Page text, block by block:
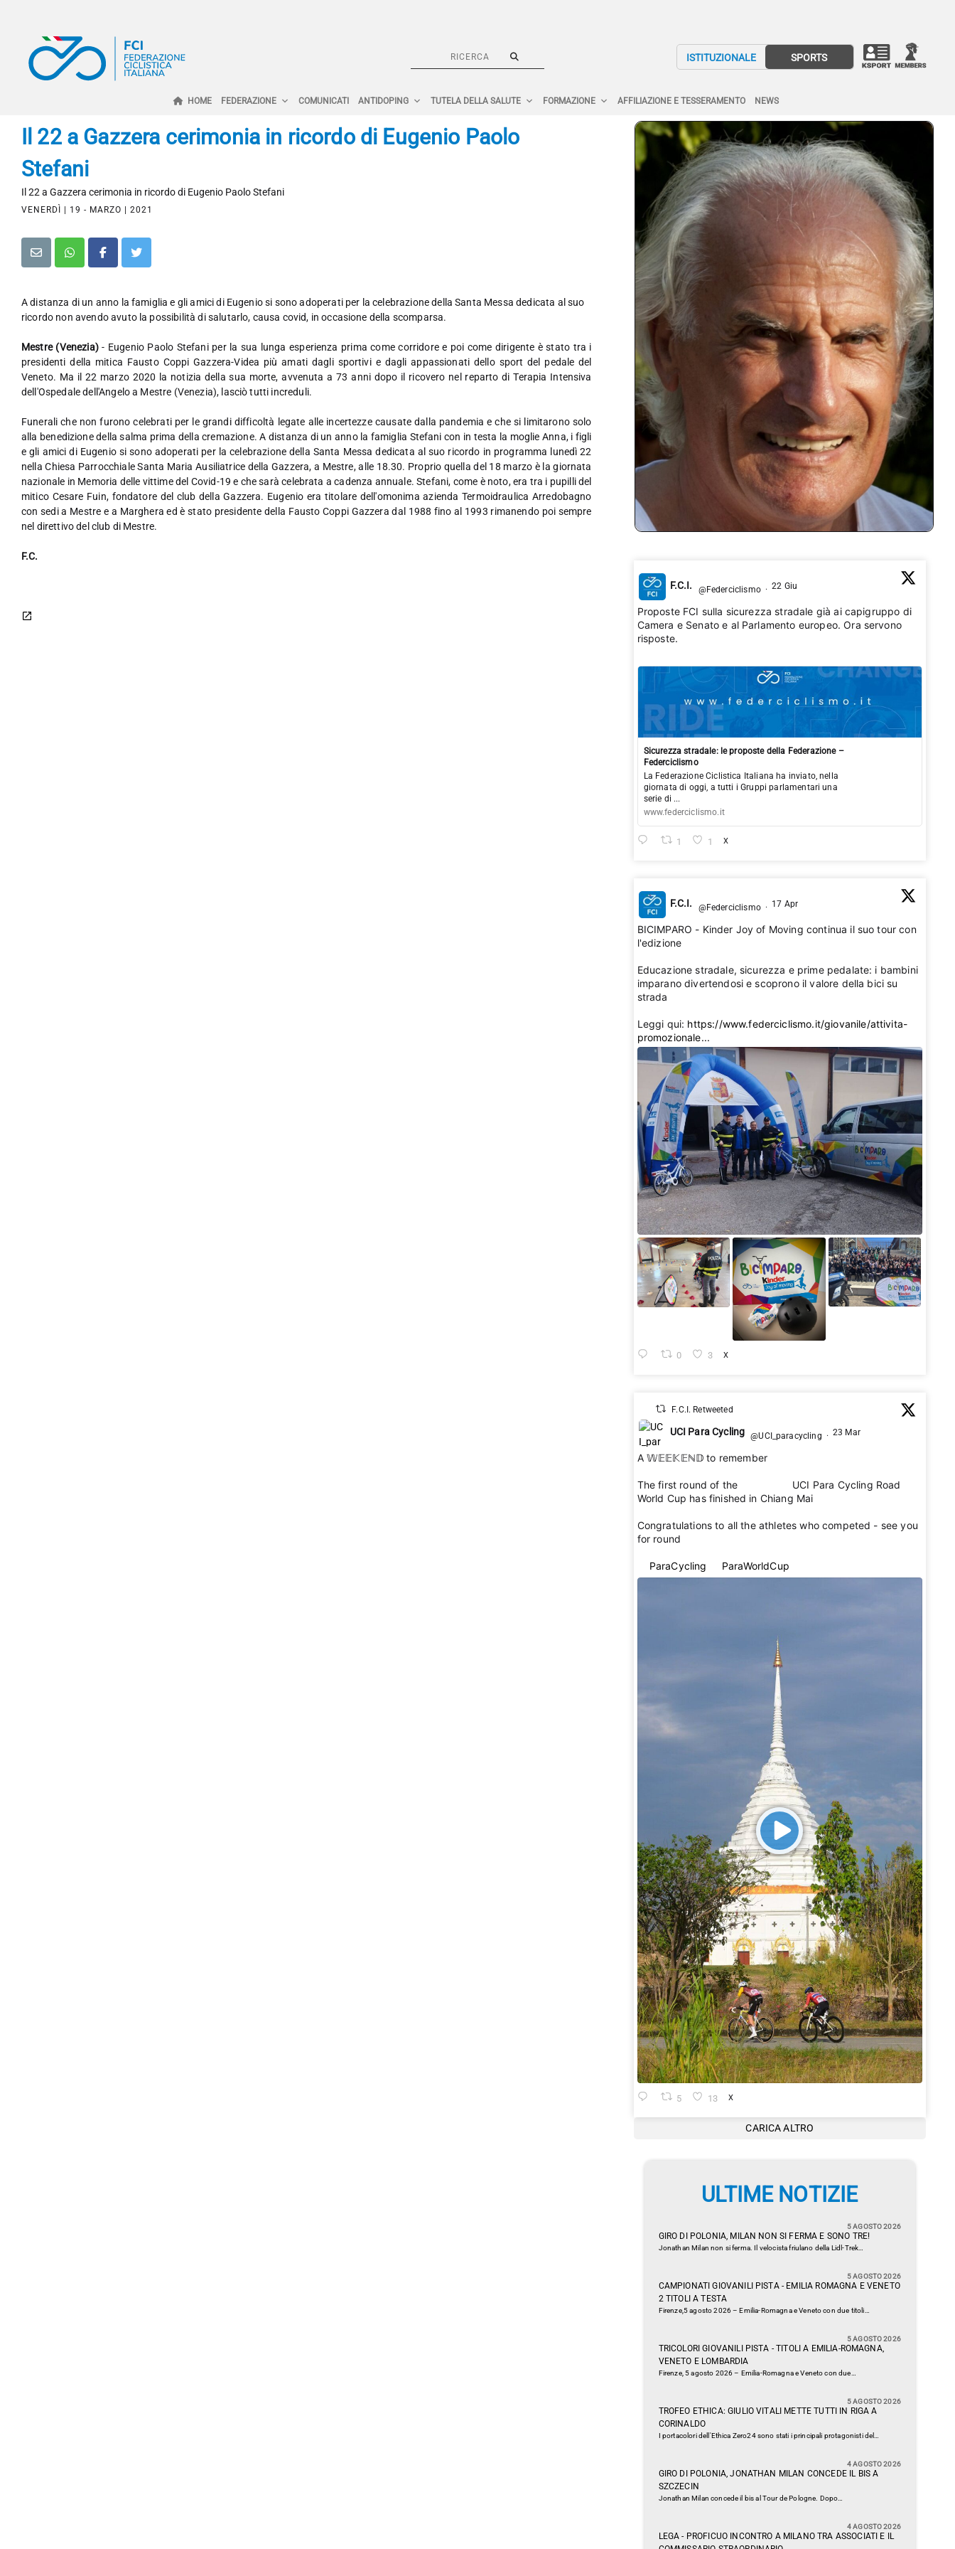
ISTITUZIONALE SPORTS
HOME FEDERAZIONE COMUNICATI ANTIDOPING TUTELA DELLA SALUTE FORMAZIONE AFFILIAZIONE E TESSERAMENTO NEWS
Il 22 a Gazzera cerimonia in ricordo di Eugenio Paolo
Stefani
Il 22 a Gazzera cerimonia in ricordo di Eugenio Paolo Stefani
VENERDÌ | 19 - MARZO | 2021
A distanza di un anno la famiglia e gli amici di Eugenio si sono adoperati per la celebrazione della Santa Messa dedicata al suo
ricordo non avendo avuto la possibilità di salutarlo, causa covid, in occasione della scomparsa.
Mestre (Venezia)- Eugenio Paolo Stefani per la sua lunga esperienza prima come corridore e poi come dirigente è stato tra i
presidenti della mitica Fausto Coppi Gazzera-Videa più amati dagli sportivi e dagli appassionati dello sport del pedale del
Veneto. Ma il 22 marzo 2020 la notizia della sua morte, avvenuta a 73 anni dopo il ricovero nel reparto di Terapia Intensiva
dell'Ospedale dell'Angelo a Mestre (Venezia), lasciò tutti increduli.
Funerali che non furono celebrati per le grandi difficoltà legate alle incertezze causate dalla pandemia e che si limitarono solo
alla benedizione della salma prima della cremazione. A distanza di un anno la famiglia Stefani con in testa la moglie Anna, i figli
e gli amici di Eugenio si sono adoperati per la celebrazione della Santa Messa dedicata al suo ricordo in programma lunedì 22
nella Chiesa Parrocchiale Santa Maria Ausiliatrice della Gazzera, a Mestre, alle 18.30. Proprio quella del 18 marzo è la giornata
nazionale in Memoria delle vittime del Covid-19 e che sarà celebrata a cadenza annuale. Stefani, come è noto, era tra i pupilli del
mitico Cesare Fuin, fondatore del club della Gazzera. Eugenio era titolare dell'omonima azienda Termoidraulica Arredobagno
con sedi a Mestre e a Marghera ed è stato presidente della Fausto Coppi Gazzera dal 1988 fino al 1993 rimanendo poi sempre
nel direttivo del club di Mestre.
F.C.
F.C.I. @Federciclismo · 22 Giu
Proposte FCI sulla sicurezza stradale già ai capigruppo di
Camera e Senato e al Parlamento europeo. Ora servono
risposte.
Sicurezza stradale: le proposte della Federazione –
Federciclismo
La Federazione Ciclistica Italiana ha inviato, nella
giornata di oggi, a tutti i Gruppi parlamentari una
serie di ...
www.federciclismo.it
1 1 X
F.C.I. @Federciclismo · 17 Apr
BICIMPARO - Kinder Joy of Moving continua il suo tour con
l'edizione 2026🚴‍♂️
Educazione stradale, sicurezza e prime pedalate: i bambini
imparano divertendosi e scoprono il valore della bici su
strada 💛
Leggi qui: https://www.federciclismo.it/giovanile/attivita-
promozionale...
0 3 X
F.C.I. Retweeted
UCI Para Cycling @UCI_paracycling · 23 Mar
A 𝕎𝔼𝔼𝕂𝔼ℕ𝔻 to remember 🌟
The first round of the 2026 UCI Para Cycling Road
World Cup has finished in Chiang Mai 🇹🇭
Congratulations to all the athletes who competed - see you
for round 2 👋
#ParaCycling #ParaWorldCup
5 13 X
CARICA ALTRO
ULTIME NOTIZIE
5 AGOSTO 2026
GIRO DI POLONIA, MILAN NON SI FERMA E SONO TRE!
Jonathan Milan non si ferma. Il velocista friulano della Lidl-Trek…
5 AGOSTO 2026
CAMPIONATI GIOVANILI PISTA - EMILIA ROMAGNA E VENETO
2 TITOLI A TESTA
Firenze,5 agosto 2026 – Emilia-Romagna e Veneto con due titoli…
5 AGOSTO 2026
TRICOLORI GIOVANILI PISTA - TITOLI A EMILIA-ROMAGNA,
VENETO E LOMBARDIA
Firenze, 5 agosto 2026 – Emilia-Romagna e Veneto con due…
5 AGOSTO 2026
TROFEO ETHICA: GIULIO VITALI METTE TUTTI IN RIGA A
CORINALDO
I portacolori dell'Ethica Zero24 sono stati i principali protagonisti del…
4 AGOSTO 2026
GIRO DI POLONIA, JONATHAN MILAN CONCEDE IL BIS A
SZCZECIN
Jonathan Milan concede il bis al Tour de Pologne. Dopo…
4 AGOSTO 2026
LEGA - PROFICUO INCONTRO A MILANO TRA ASSOCIATI E IL